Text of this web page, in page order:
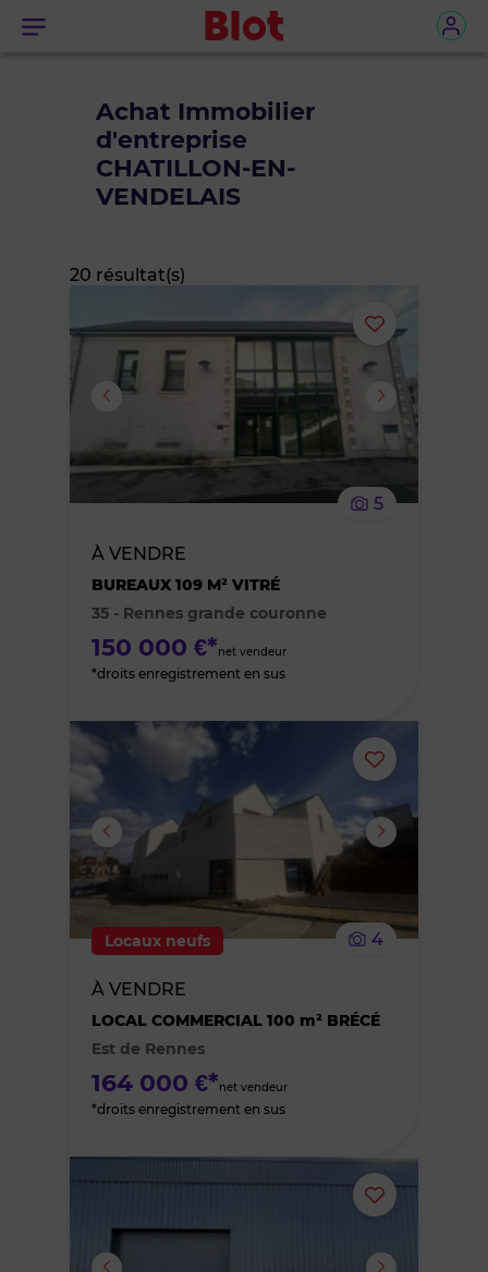
Menu
Achat Immobilier
d'entreprise
CHATILLON-EN-
VENDELAIS
20 résultat(s)
Ajouter
ou
supprimer
5
À VENDRE
BUREAUX 109 M² VITRÉ
35 - Rennes grande couronne
150 000 €*net vendeur
*droits enregistrement en sus
Ajouter
ou
le
Locaux neufs 4
À VENDRE
LOCAL COMMERCIAL 100 m² BRÉCÉ
Est de Rennes
164 000 €*net vendeur
*droits enregistrement en sus
Ajouter
ou